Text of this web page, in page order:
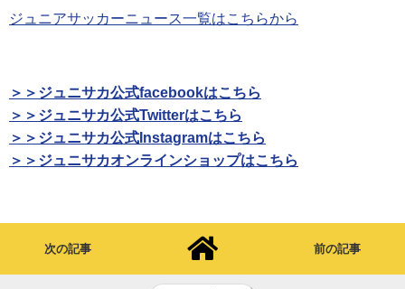
ジュニアサッカーニュース一覧はこちらから
＞＞ジュニサカ公式facebookはこちら
＞＞ジュニサカ公式Twitterはこちら
＞＞ジュニサカ公式Instagramはこちら
＞＞ジュニサカオンラインショップはこちら
次の記事 前の記事